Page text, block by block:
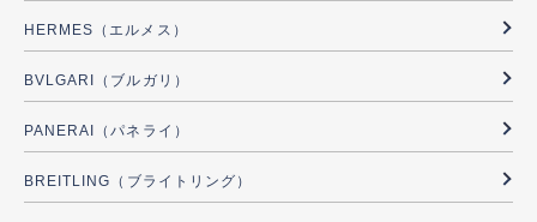
HERMES（エルメス）
BVLGARI（ブルガリ）
PANERAI（パネライ）
BREITLING（ブライトリング）